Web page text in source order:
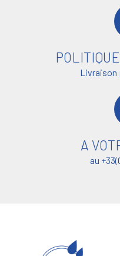
Livraison
A
au